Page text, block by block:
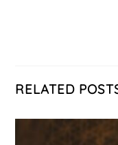
RELATED